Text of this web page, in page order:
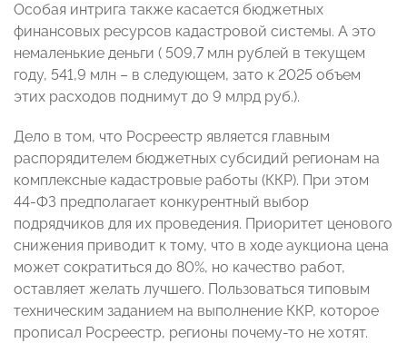
Особая интрига также касается бюджетных
финансовых ресурсов кадастровой системы. А это
немаленькие деньги ( 509,7 млн рублей в текущем
году, 541,9 млн – в следующем, зато к 2025 объем
этих расходов поднимут до 9 млрд руб.).
Дело в том, что Росреестр является главным
распорядителем бюджетных субсидий регионам на
комплексные кадастровые работы (ККР). При этом
44-ФЗ предполагает конкурентный выбор
подрядчиков для их проведения. Приоритет ценового
снижения приводит к тому, что в ходе аукциона цена
может сократиться до 80%, но качество работ,
оставляет желать лучшего. Пользоваться типовым
техническим заданием на выполнение ККР, которое
прописал Росреестр, регионы почему-то не хотят.